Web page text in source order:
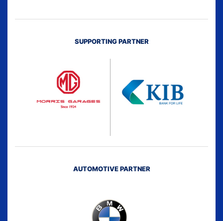
SUPPORTING PARTNER
AUTOMOTIVE PARTNER